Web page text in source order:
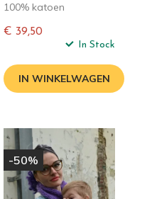
100% katoen
€ 39,50
In Stock
IN WINKELWAGEN
-50%